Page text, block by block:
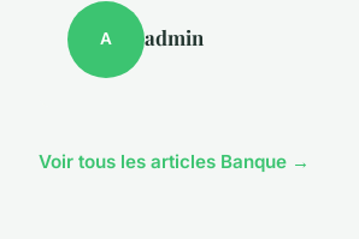
A admin
Voir tous les articles Banque →